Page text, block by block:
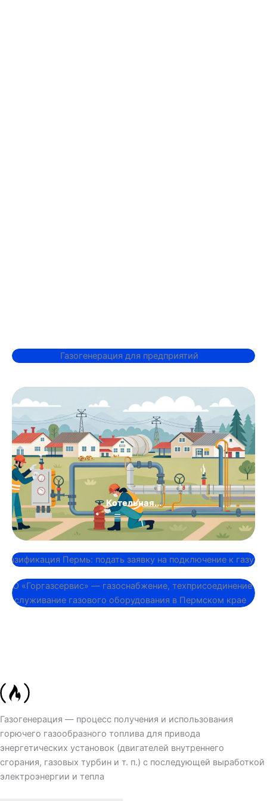
Котельная...
Котельная...
Котельная..
Газогенерация — процесс получения и использования
горючего газообразного топлива для привода
энергетических установок (двигателей внутреннего
сгорания, газовых турбин и т. п.) с последующей выработкой
электроэнергии и тепла